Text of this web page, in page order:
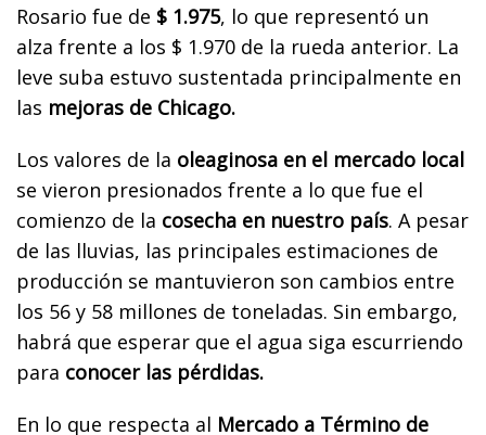
Rosario fue de $ 1.975, lo que representó un
alza frente a los $ 1.970 de la rueda anterior. La
leve suba estuvo sustentada principalmente en
las mejoras de Chicago.
Los valores de la oleaginosa en el mercado local
se vieron presionados frente a lo que fue el
comienzo de la cosecha en nuestro país. A pesar
de las lluvias, las principales estimaciones de
producción se mantuvieron son cambios entre
los 56 y 58 millones de toneladas. Sin embargo,
habrá que esperar que el agua siga escurriendo
para conocer las pérdidas.
En lo que respecta al Mercado a Término de